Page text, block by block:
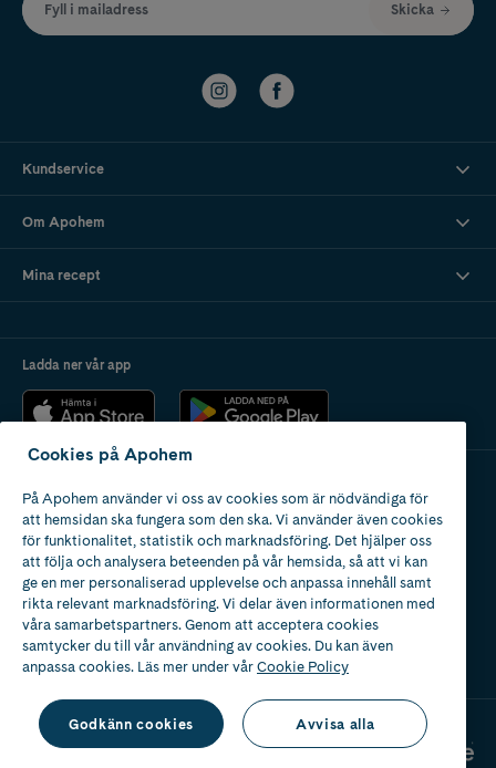
Fyll i mailadress Skicka
Kundservice
Om Apohem
Mina recept
Ladda ner vår app
Apotek med tillstånd
av Läkemedelsverket
Cookies på Apohem
På Apohem använder vi oss av cookies som är nödvändiga för
att hemsidan ska fungera som den ska. Vi använder även cookies
för funktionalitet, statistik och marknadsföring. Det hjälper oss
att följa och analysera beteenden på vår hemsida, så att vi kan
ge en mer personaliserad upplevelse och anpassa innehåll samt
rikta relevant marknadsföring. Vi delar även informationen med
våra samarbetspartners. Genom att acceptera cookies
samtycker du till vår användning av cookies. Du kan även
anpassa cookies. Läs mer under vårCookie Policy
Godkänn cookies Avvisa alla